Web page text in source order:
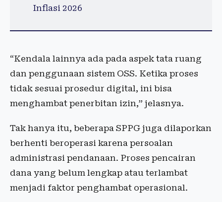
Inflasi 2026
“Kendala lainnya ada pada aspek tata ruang
dan penggunaan sistem OSS. Ketika proses
tidak sesuai prosedur digital, ini bisa
menghambat penerbitan izin,” jelasnya.
Tak hanya itu, beberapa SPPG juga dilaporkan
berhenti beroperasi karena persoalan
administrasi pendanaan. Proses pencairan
dana yang belum lengkap atau terlambat
menjadi faktor penghambat operasional.